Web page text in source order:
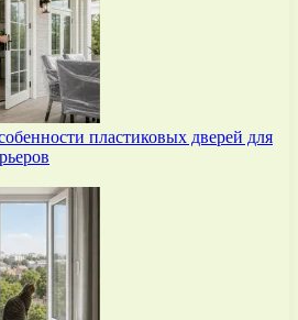
пластиковых дверей для